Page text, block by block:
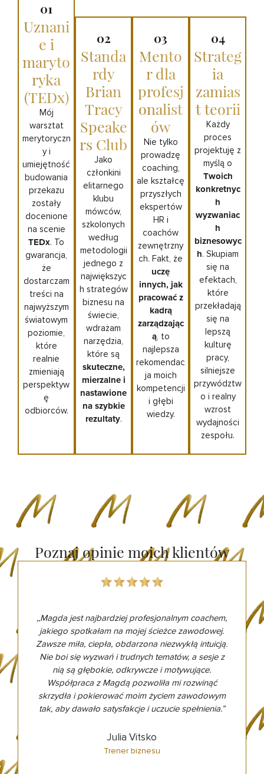
01
Uznani
e i
maryto
ryka
(TEDx)
Mój
warsztat
merytoryczn
y i
umiejętność
budowania
przekazu
zostały
docenione
na scenie
TEDx. To
gwarancja,
że
dostarczam
treści na
najwyższym
światowym
poziomie,
które
realnie
zmieniają
perspektyw
ę
odbiorców.
02
Standa
rdy
Brian
Tracy
Speake
rs Club
Jako
członkini
elitarnego
klubu
mówców,
szkolonych
według
metodologii
jednego z
największyc
h strategów
biznesu na
świecie,
wdrażam
narzędzia,
które są
skuteczne,
mierzalne i
nastawione
na szybkie
rezultaty.
03
Mento
r dla
profesj
onalist
ów
Nie tylko
prowadzę
coaching,
ale kształcę
przyszłych
ekspertów
HR i
coachów
zewnętrzny
ch. Fakt, że
uczę
innych, jak
pracować z
kadrą
zarządzając
ą, to
najlepsza
rekomendac
ja moich
kompetencji
i głębi
wiedzy.
04
Strateg
ia
zamias
t teorii
Każdy
proces
projektuję z
myślą o
Twoich
konkretnyc
h
wyzwaniac
h
biznesowyc
h. Skupiam
się na
efektach,
które
przekładają
się na
lepszą
kulturę
pracy,
silniejsze
przywództw
o i realny
wzrost
wydajności
zespołu.
Poznaj opinie moich klientów
,,Magda jest najbardziej profesjonalnym coachem,
jakiego spotkałam na mojej ścieżce zawodowej.
Zawsze miła, ciepła, obdarzona niezwykłą intuicją.
Nie boi się wyzwań i trudnych tematów, a sesje z
nią są głębokie, odkrywcze i motywujące.
Współpraca z Magdą pozwoliła mi rozwinąć
skrzydła i pokierować moim życiem zawodowym
tak, aby dawało satysfakcje i uczucie spełnienia.”
Julia Vitsko
Trener biznesu